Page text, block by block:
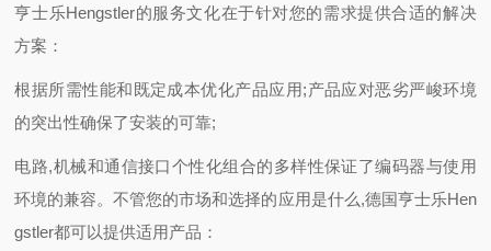
亨士乐Hengstler的服务文化在于针对您的需求提供合适的解决
方案：
根据所需性能和既定成本优化产品应用;产品应对恶劣严峻环境
的突出性确保了安装的可靠;
电路,机械和通信接口个性化组合的多样性保证了编码器与使用
环境的兼容。不管您的市场和选择的应用是什么,德国亨士乐Hen
gstler都可以提供适用产品：